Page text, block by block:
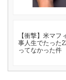
【衝撃】米マフ
事人生でたった
ってなかった件